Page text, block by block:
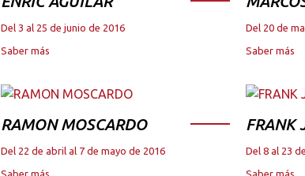
Del 3 al 25 de junio de 2016
Saber más
Del 20 de
Saber más
RAMON MOSCARDO
Del 22 de abril al 7 de mayo de 2016
Saber más
FRANK
Del 8 al 23
Saber más